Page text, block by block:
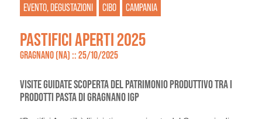
EVENTO, DEGUSTAZIONI
CIBO CAMPANIA
PASTIFICI APERTI 2025
GRAGNANO (NA) :: 25/10/2025
VISITE GUIDATE SCOPERTA DEL PATRIMONIO PRODUTTIVO TRA I
PRODOTTI PASTA DI GRAGNANO IGP